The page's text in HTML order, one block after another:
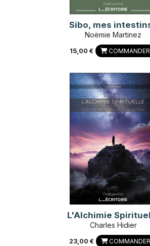
Sibo, mes
Noëmie Martinez
15,00 € COMMANDER
L'Alchimie
Charles Hidier
23,00 € COMMANDER